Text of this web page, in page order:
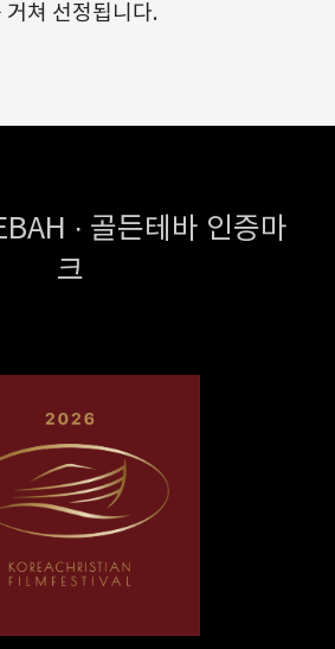
거쳐 선정됩니다.
· 골든테바 인증마
크